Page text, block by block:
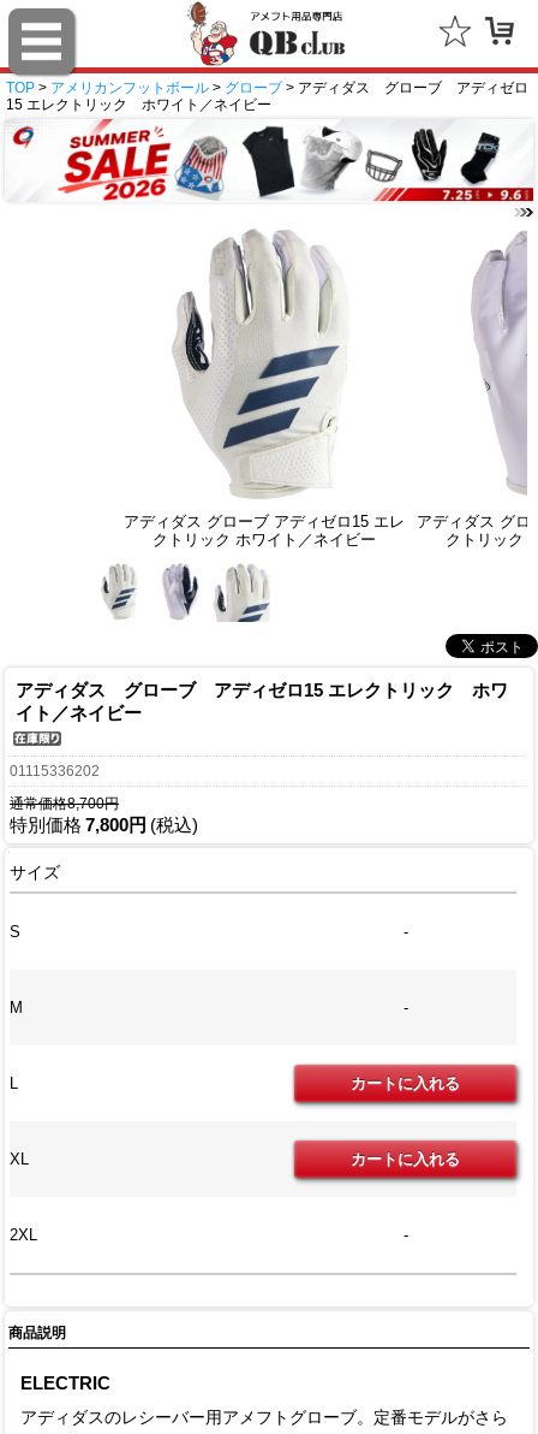
TOP > アメリカンフットボール > グローブ > アディダス グローブ アディゼロ
15 エレクトリック ホワイト／ネイビー
アディダス グローブ アディゼロ15 エレ
クトリック ホワイト／ネイビー
アディダス グロ
クトリック
アディダス グローブ アディゼロ15 エレクトリック ホワ
イト／ネイビー
01115336202
通常価格8,700円
特別価格 7,800円 (税込)
サイズ
S -
M -
L
XL
2XL -
商品説明
ELECTRIC
アディダスのレシーバー用アメフトグローブ。定番モデルがさら